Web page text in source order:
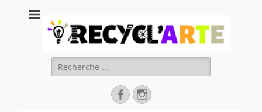
Recycl'Arte, faire
soi-même et
réduire les
déchets
Rechercher :
FacebookInstagram